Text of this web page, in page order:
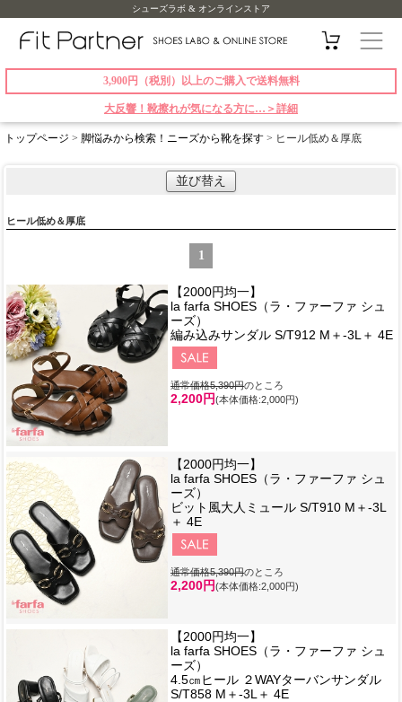
シューズラボ & オンラインストア
3,900円（税別）以上のご購入で送料無料
大反響！靴擦れが気になる方に…＞詳細
トップページ > 脚悩みから検索！ニーズから靴を探す > ヒール低め＆厚底
並び替え
ヒール低め＆厚底
1
【2000円均一】
la farfa SHOES（ラ・ファーファ シュ
ーズ）
編み込みサンダル S/T912 M＋-3L＋ 4E
通常価格5,390円のところ
2,200円(本体価格:2,000円)
【2000円均一】
la farfa SHOES（ラ・ファーファ シュ
ーズ）
ビット風大人ミュール S/T910 M＋-3L
＋ 4E
通常価格5,390円のところ
2,200円(本体価格:2,000円)
【2000円均一】
la farfa SHOES（ラ・ファーファ シュ
ーズ）
4.5㎝ヒール ２WAYターバンサンダル
S/T858 M＋-3L＋ 4E